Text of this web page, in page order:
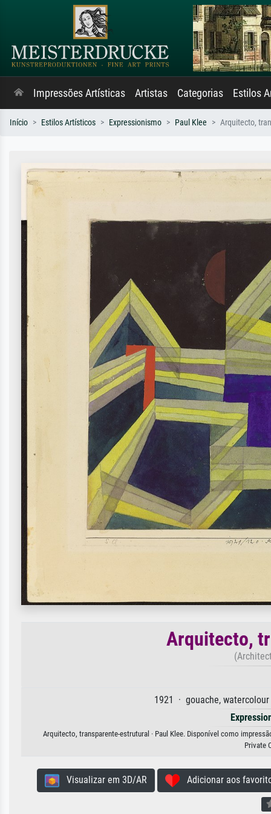
Impressões Artísticas Artistas Categorias Estilos
Início Estilos Artísticos Expressionismo Paul Klee Arquitecto,
Arquitecto,
1921 · gouache,
Arquitecto, transparente-estrutural · Paul Klee. Disponível como
Private
Visualizar em 3D/AR Adicionar aos